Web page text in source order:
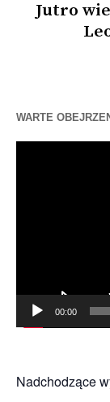
Jutro
WARTE
00:00
Nadchodzące